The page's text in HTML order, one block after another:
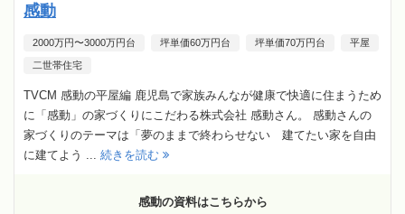
感動
2000万円〜3000万円台 坪単価60万円台 坪単価70万円台 平屋
二世帯住宅
TVCM 感動の平屋編 鹿児島で家族みんなが健康で快適に住まうため
に「感動」の家づくりにこだわる株式会社 感動さん。 感動さんの
家づくりのテーマは「夢のままで終わらせない 建てたい家を自由
に建てよう ... 続きを読む
感動の資料はこちらから